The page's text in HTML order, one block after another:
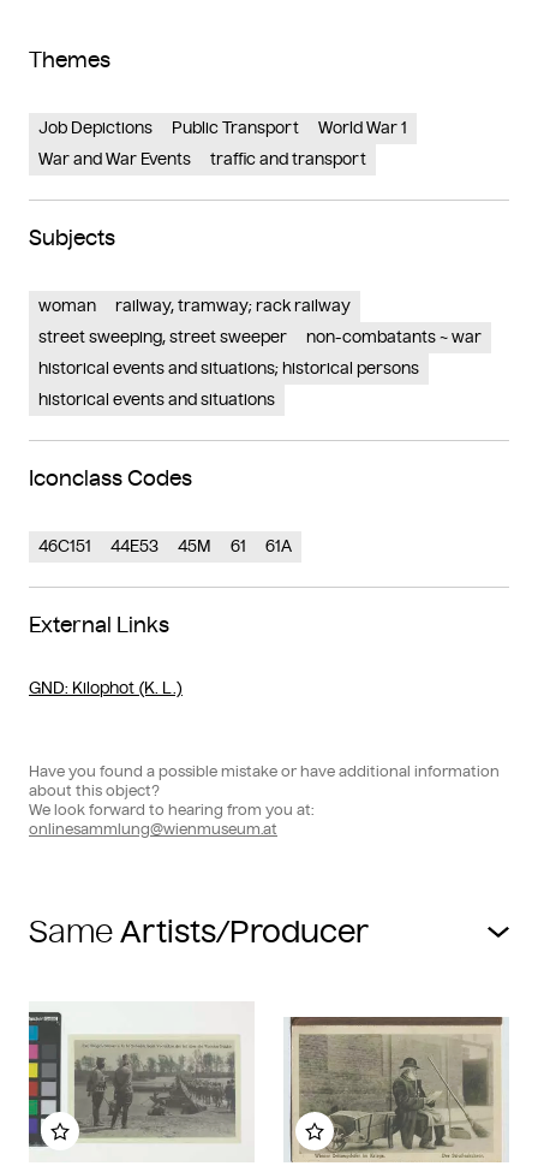
Themes
Job Depictions Public Transport
World War 1
War and War Events
traffic and transport
Subjects
woman
railway, tramway; rack railway
street sweeping, street sweeper
non-combatants ~ war
historical events and situations; historical persons
historical events and situations
Iconclass Codes
46C151 44E53 45M 61 61A
External Links
GND: Kilophot (K. L.)
Have you found a possible mistake or have additional information
about this object?
We look forward to hearing from you at:
onlinesammlung@wienmuseum.at
Same
Add to my album Add to my album